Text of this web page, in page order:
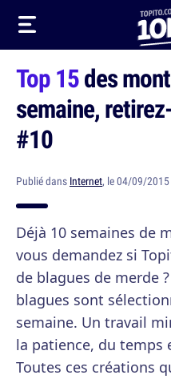
Top 15des
semaine,
#10
Publié dans Internet, le 04/09/
Déjà 10 semaines de
vous demandez si
de blagues de merde
blagues sont
semaine. Un travail
la patience, du temps
Toutes ces créations